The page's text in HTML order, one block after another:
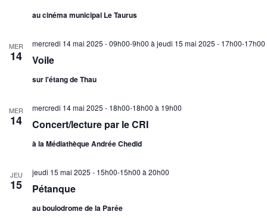
au cinéma municipal Le Taurus
MER
14 Voile
mercredi 14 mai 2025 - 09h00-9h00 à jeudi 15 mai 2025 - 17h00-17h00
sur l'étang de Thau
MER
14 Concert/lecture par le CRI
mercredi 14 mai 2025 - 18h00-18h00 à 19h00
à la Médiathèque Andrée Chedid
JEU
15 Pétanque
jeudi 15 mai 2025 - 15h00-15h00 à 20h00
au boulodrome de la Parée